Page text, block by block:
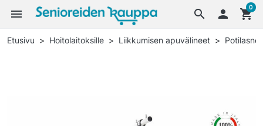
search
menu  shopping_cart
0
Etusivu Hoitolaitoksille Liikkumisen apuvälineet